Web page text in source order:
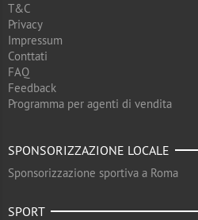
T&C
Privacy
Impressum
Conttati
FAQ
Feedback
Programma per agenti di vendita
SPONSORIZZAZIONE LOCALE
Sponsorizzazione sportiva a Roma
SPORT